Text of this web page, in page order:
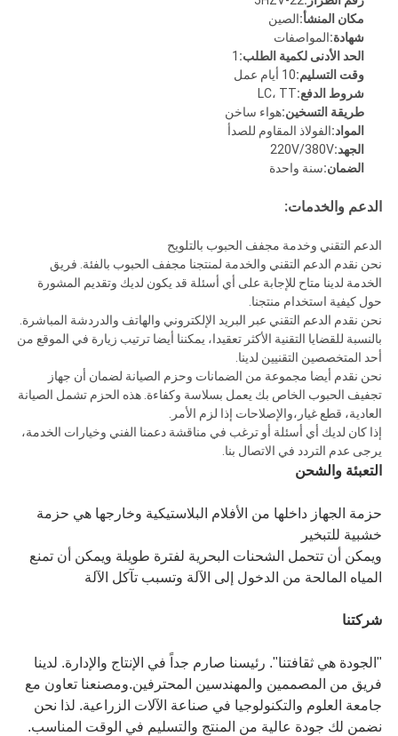
مكان المنشأ:الصين
شهادة:المواصفات
الحد الأدنى لكمية الطلب: 1
وقت التسليم:10 أيام عمل
شروط الدفع:LC، TT
طريقة التسخين:هواء ساخن
المواد:الفولاذ المقاوم للصدأ
الجهد:220V/380V
الضمان:سنة واحدة
الدعم والخدمات:
الدعم التقني وخدمة مجفف الحبوب بالتلويح
نحن نقدم الدعم التقني والخدمة لمنتجنا مجفف الحبوب بالفئة. فريق
الخدمة لدينا متاح للإجابة على أي أسئلة قد يكون لديك وتقديم المشورة
حول كيفية استخدام منتجنا.
نحن نقدم الدعم التقني عبر البريد الإلكتروني والهاتف والدردشة المباشرة.
بالنسبة للقضايا التقنية الأكثر تعقيدا، يمكننا أيضا ترتيب زيارة في الموقع من
أحد المتخصصين التقنيين لدينا.
نحن نقدم أيضا مجموعة من الضمانات وحزم الصيانة لضمان أن جهاز
تجفيف الحبوب الخاص بك يعمل بسلاسة وكفاءة. هذه الحزم تشمل الصيانة
العادية، قطع غيار،والإصلاحات إذا لزم الأمر.
إذا كان لديك أي أسئلة أو ترغب في مناقشة دعمنا الفني وخيارات الخدمة،
يرجى عدم التردد في الاتصال بنا.
التعبئة والشحن
حزمة الجهاز داخلها من الأفلام البلاستيكية وخارجها هي حزمة
خشبية للتبخير
ويمكن أن تتحمل الشحنات البحرية لفترة طويلة ويمكن أن تمنع
المياه المالحة من الدخول إلى الآلة وتسبب تآكل الآلة
شركتنا
"الجودة هي ثقافتنا". رئيسنا صارم جداً في الإنتاج والإدارة. لدينا
فريق من المصممين والمهندسين المحترفين.ومصنعنا تعاون مع
جامعة العلوم والتكنولوجيا في صناعة الآلات الزراعية. لذا نحن
نضمن لك جودة عالية من المنتج والتسليم في الوقت المناسب.